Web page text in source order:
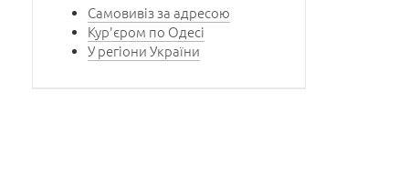
Самовивіз за адресою
Кур'єром по Одесі
У регіони України